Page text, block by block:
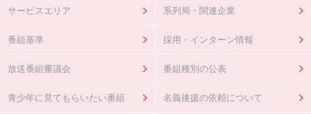
d
サービスエリア 系列局・関連企業
番組基準 採用・インターン情報
放送番組審議会 番組種別の公表
青少年に見てもらいたい番組 名義後援の依頼について